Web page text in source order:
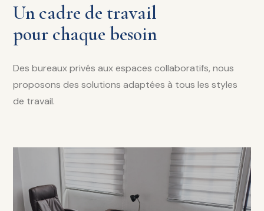
Un cadre de travail
pour chaque besoin
Des bureaux privés aux espaces collaboratifs, nous
proposons des solutions adaptées à tous les styles
de travail.